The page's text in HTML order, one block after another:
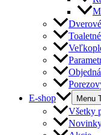
E-shop
Menu
Všetky